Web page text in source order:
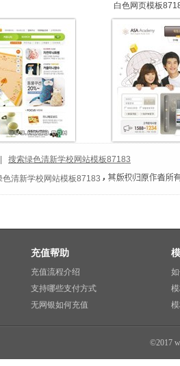
白色网页模板
搜索绿色清新学校网站模板87183
色清新学校网站模板87183
充值帮助
充值流程介绍
支持哪些支付方式
无网银如何充值
©2017